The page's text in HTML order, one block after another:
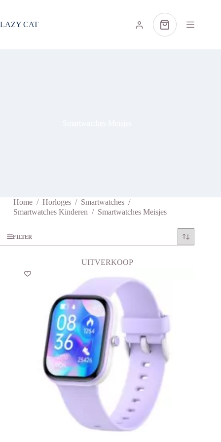
de
LAZY CAT Winkelwagen
Home / Horloges / Smartwatches /
Smartwatches Kinderen / Smartwatches Meisjes
FILTER
UITVERKOOP